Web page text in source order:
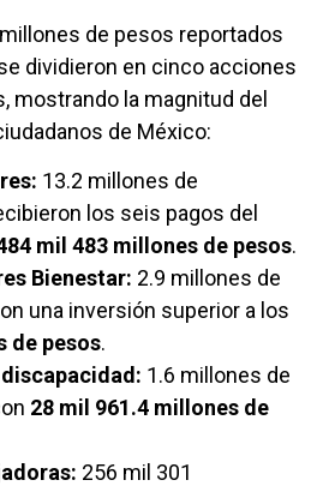
de pesos reportados
dividieron en cinco acciones
mostrando la magnitud del
de México:
13.2 millones de
los seis pagos del
mil 483 millones de pesos.
Bienestar: 2.9 millones de
una inversión superior a los
de pesos.
1.6 millones de
28 mil 961.4 millones de
256 mil 301